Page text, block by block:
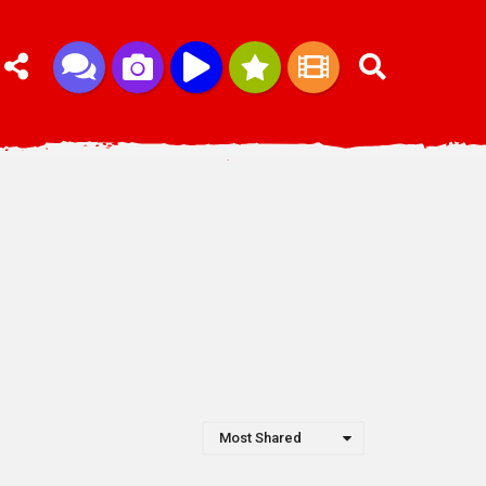
Most Shared